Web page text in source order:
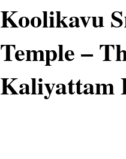
Koolikavu
Temple –
Kaliyattam